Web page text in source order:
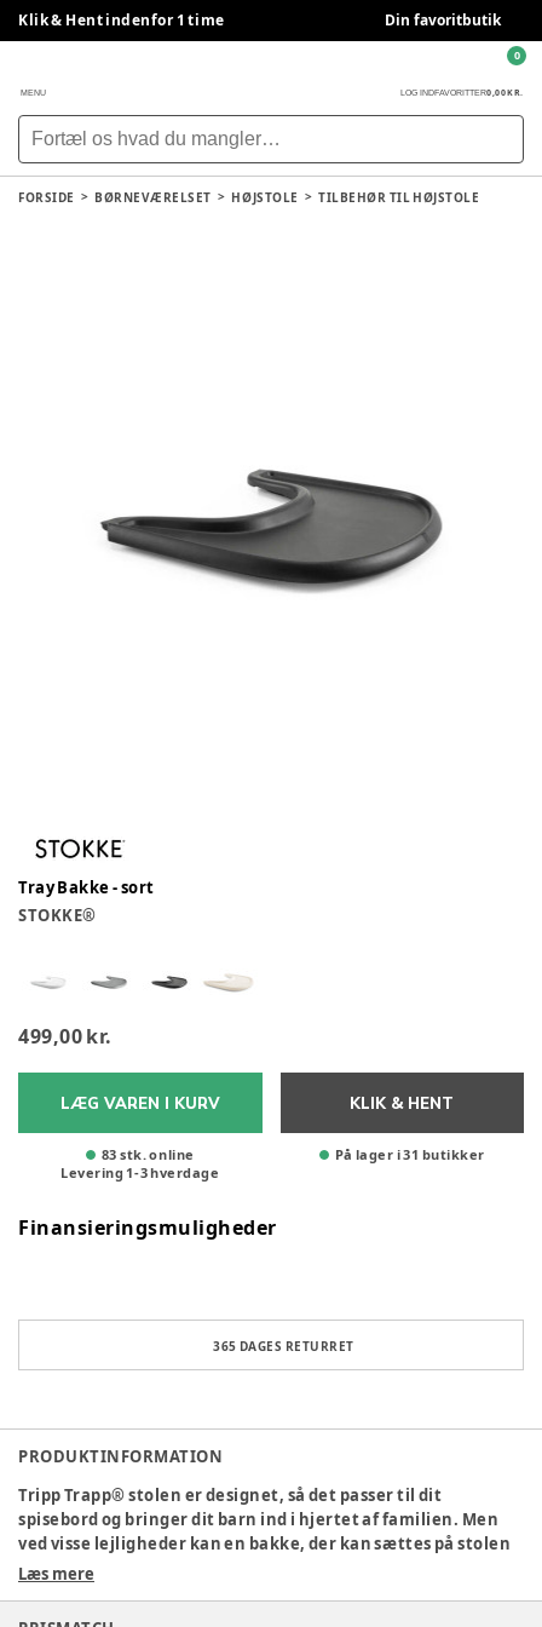
Klik & Hent indenfor 1 time Din favoritbutik
MENU LOG INDFAVORITTER0,00 KR.
0
FORSIDE BØRNEVÆRELSET HØJSTOLE TILBEHØR TIL HØJSTOLE
Tray Bakke - sort
STOKKE®
499,00 kr.
LÆG VAREN I KURV
83 stk. online
Levering 1-3hverdage
KLIK & HENT
På lager i 31 butikker
Finansieringsmuligheder
365 DAGES RETURRET
PRODUKTINFORMATION
Tripp Trapp® stolen er designet, så det passer til dit
spisebord og bringer dit barn ind i hjertet af familien. Men
ved visse lejligheder kan en bakke, der kan sættes på stolen
med Stokke® Baby Set, være et værdifuldt tilbehør. Gør din
Læs mere